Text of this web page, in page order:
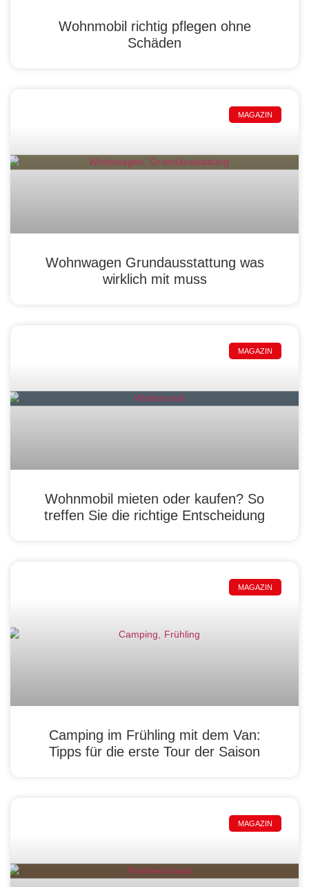
Wohnmobil richtig pflegen ohne
Schäden
MAGAZIN
Wohnwagen Grundausstattung was
wirklich mit muss
MAGAZIN
Wohnmobil mieten oder kaufen? So
treffen Sie die richtige Entscheidung
MAGAZIN
Camping im Frühling mit dem Van:
Tipps für die erste Tour der Saison
MAGAZIN